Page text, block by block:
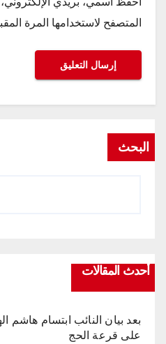
المتصفح لاستخدامها المرة
البحث
أحدث المقالات
بعد بيان النائب ابتسام هاشم
على قرعة الحج